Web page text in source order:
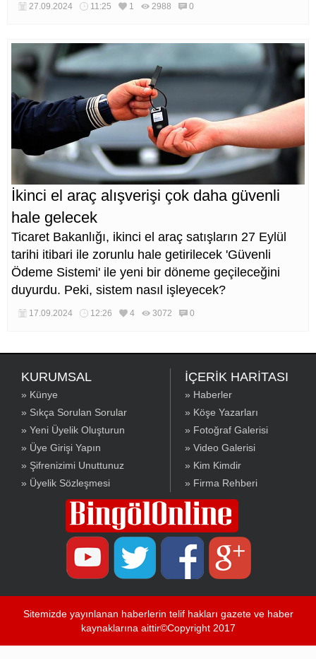
27.09.2024 11:25 1 2988 0
İkinci el araç alışverişi çok daha güvenli
hale gelecek
Ticaret Bakanlığı, ikinci el araç satışların 27 Eylül
tarihi itibari ile zorunlu hale getirilecek 'Güvenli
Ödeme Sistemi' ile yeni bir döneme geçileceğini
duyurdu. Peki, sistem nasıl işleyecek?
17.09.2024 12:26 4 3072 0
KURUMSAL
» Künye
» Sıkça Sorulan Sorular
» Yeni Üyelik Oluşturun
» Üye Girişi Yapın
» Şifrenizimi Unuttunuz
» Üyelik Sözleşmesi
İÇERİK HARİTASI
» Haberler
» Köşe Yazarları
» Fotoğraf Galerisi
» Video Galerisi
» Kim Kimdir
» Firma Rehberi
Sitemizde yayınlanan haberlerin telif hakları gazete ve haber
kaynaklarına aittir©Copyright 2017